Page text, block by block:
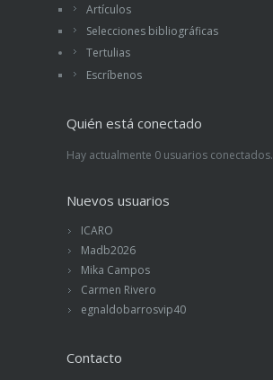
Artículos
Selecciones bibliográficas
Tertulias
Escríbenos
Quién está conectado
Hay actualmente 0 usuarios conectados.
Nuevos usuarios
ICARO
Madb2026
Mika Campos
Carmen Rivero
egnaldobarrosvip40
Contacto